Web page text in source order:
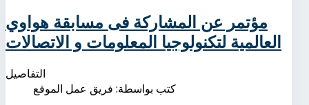
مؤتمر عن المشاركة فى مسابقة هواوي
العالمية لتكنولوجيا المعلومات و اﻻتصاﻻت
التفاصيل
كتب بواسطة: فريق عمل الموقع